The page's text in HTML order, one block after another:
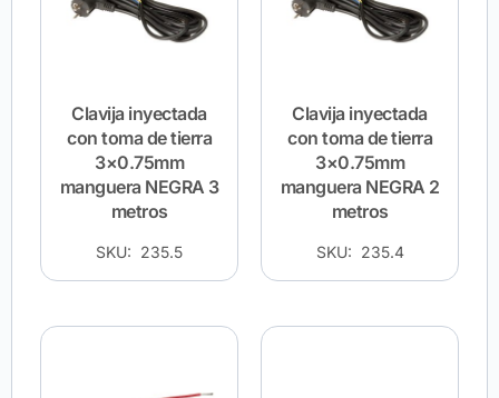
Clavija inyectada
con toma de tierra
3×0.75mm
manguera NEGRA 3
metros
SKU: 235.5
Clavija inyectada
con toma de tierra
3×0.75mm
manguera NEGRA 2
metros
SKU: 235.4